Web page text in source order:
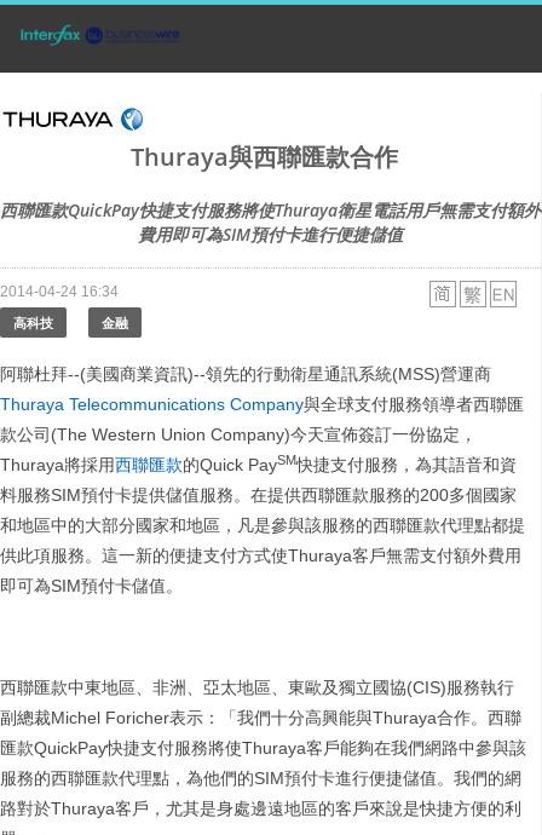
Thuraya與西聯匯款合作
西聯匯款QuickPay快捷支付服務將使Thuraya衛星電話用戶無需支付額外
費用即可為SIM預付卡進行便捷儲值
2014-04-24 16:34
高科技 金融
阿聯杜拜--(美國商業資訊)--領先的行動衛星通訊系統(MSS)營運商
Thuraya Telecommunications Company與全球支付服務領導者西聯匯
款公司(The Western Union Company)今天宣佈簽訂一份協定，
Thuraya將採用西聯匯款的Quick PaySM快捷支付服務，為其語音和資
料服務SIM預付卡提供儲值服務。在提供西聯匯款服務的200多個國家
和地區中的大部分國家和地區，凡是參與該服務的西聯匯款代理點都提
供此項服務。這一新的便捷支付方式使Thuraya客戶無需支付額外費用
即可為SIM預付卡儲值。
西聯匯款中東地區、非洲、亞太地區、東歐及獨立國協(CIS)服務執行
副總裁Michel Foricher表示：「我們十分高興能與Thuraya合作。西聯
匯款QuickPay快捷支付服務將使Thuraya客戶能夠在我們網路中參與該
服務的西聯匯款代理點，為他們的SIM預付卡進行便捷儲值。我們的網
路對於Thuraya客戶，尤其是身處邊遠地區的客戶來說是快捷方便的利